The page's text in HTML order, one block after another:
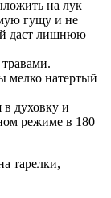
на лук
гущу и не
даст лишнюю
мелко натертый
духовку и
режиме в 180
тарелки,